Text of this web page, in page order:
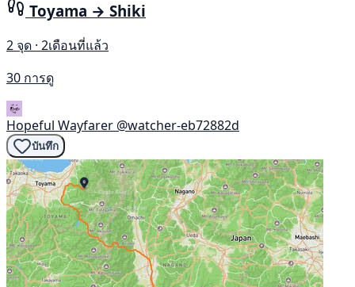
Toyama → Shiki
2 จุด · 2เดือนที่แล้ว
30 การดู
Hopeful Wayfarer @watcher-eb72882d
บันทึก